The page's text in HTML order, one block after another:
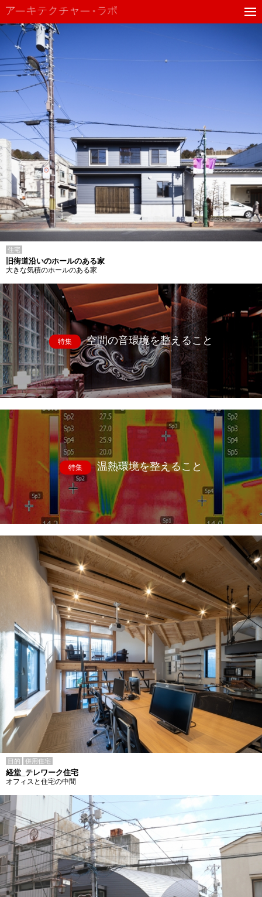
住宅
旧街道沿いのホールのある家
大きな気積のホールのある家
特集 空間の音環境を整えること
特集 温熱環境を整えること
目的 併用住宅
経堂_テレワーク住宅
オフィスと住宅の中間